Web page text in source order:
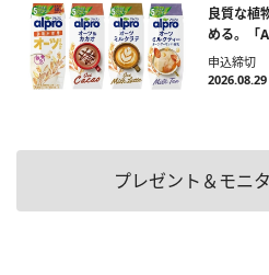
良質な植
める。「
申込締切
プレゼント＆モニ